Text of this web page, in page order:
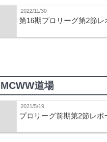
2022/11/30
第16期プロリーグ第2節レ
MCWW道場
2021/5/19
プロリーグ前期第2節レポ